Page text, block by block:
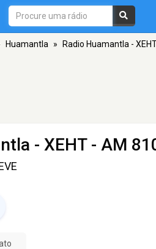
Huamantla » Radio Huamantla -
- XEHT- AM